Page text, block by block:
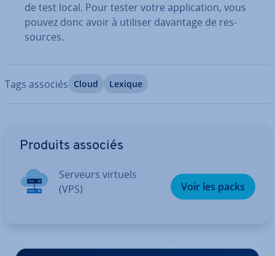
de test local. Pour tester votre ap­pli­ca­tion, vous
pouvez donc avoir à utiliser davantage de res­
sources.
Tags associés Cloud Lexique
Produits associés
Serveurs virtuels
(VPS)
Voir les packs